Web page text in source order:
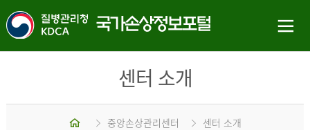
센터 소개
중앙손상관리센터 센터 소개